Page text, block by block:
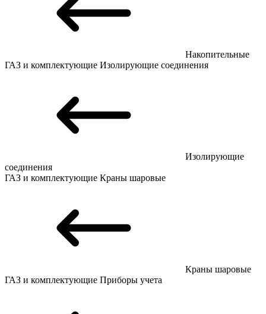
Накопительные
ГАЗ и комплектующие Изолирующие соединения
Изолирующие
соединения
ГАЗ и комплектующие Краны шаровые
Краны шаровые
ГАЗ и комплектующие Приборы учета